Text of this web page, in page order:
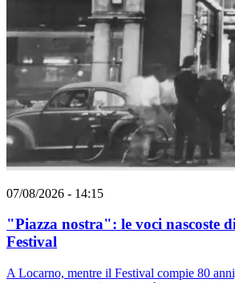
07/08/2026 - 14:15
"Piazza nostra": le voci nascoste
Festival
A Locarno, mentre il Festival compie 80